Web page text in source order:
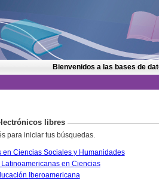
Bienvenidos a las bases de
libres
para iniciar tus búsquedas.
CLASE. Citas Latinoamericanas en Ciencias Sociales y Humanidades
PERIÓDICA. Índice de Revistas Latinoamericanas en Ciencias
IRESIE. Base de datos sobre Educación Iberoamericana